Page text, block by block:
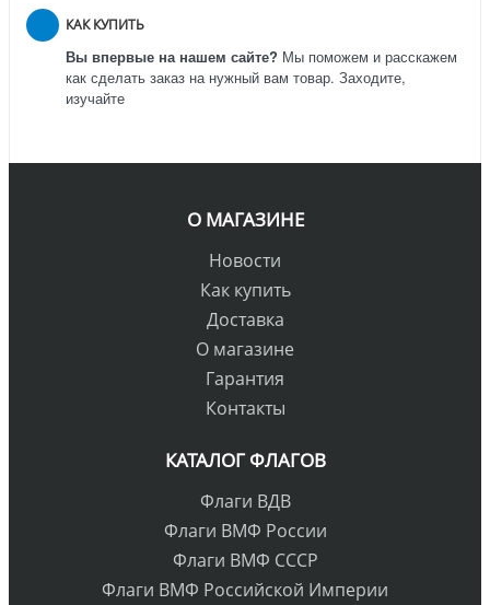
КАК КУПИТЬ
Вы впервые на нашем сайте? Мы поможем и расскажем
как сделать заказ на нужный вам товар. Заходите,
изучайте
О МАГАЗИНЕ
Новости
Как купить
Доставка
О магазине
Гарантия
Контакты
КАТАЛОГ ФЛАГОВ
Флаги ВДВ
Флаги ВМФ России
Флаги ВМФ СССР
Флаги ВМФ Российской Империи